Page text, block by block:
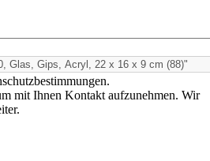
mit Ihnen Kontakt aufzunehmen. Wir